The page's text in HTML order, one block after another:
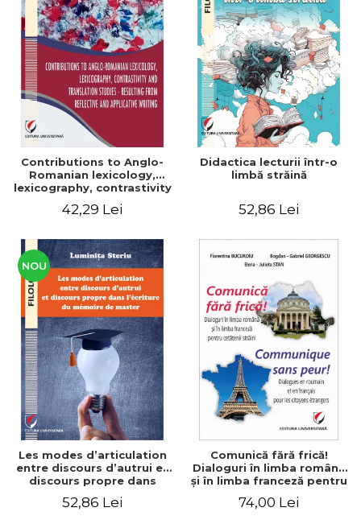
Contributions to Anglo-
Romanian lexicology,
lexicography, contrastivity
Resulting from reflective
42,29 Lei
Didactica lecturii într-o
limbă străină
52,86 Lei
NOU
Les modes d’articulation
entre discours d’autrui et
discours propre dans
master
52,86 Lei
Comunică fără frică!
Dialoguri în limba română
şi în limba franceză pentru
străini/Communique sans
74,00 Lei